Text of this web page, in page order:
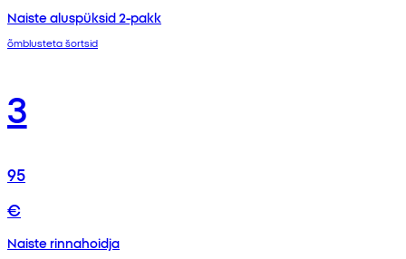
Naiste aluspüksid 2-pakk
õmblusteta šortsid
3
95
€
Naiste rinnahoidja